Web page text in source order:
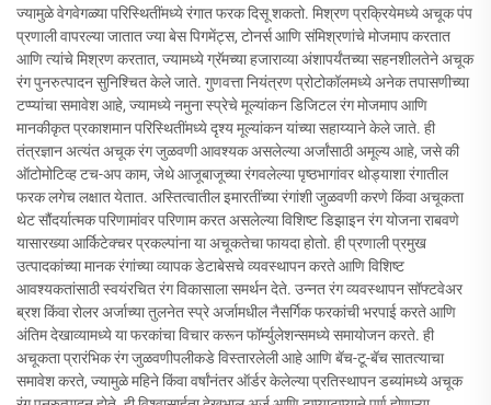
ज्यामुळे वेगवेगळ्या परिस्थितींमध्ये रंगात फरक दिसू शकतो. मिश्रण प्रक्रियेमध्ये अचूक पंप
प्रणाली वापरल्या जातात ज्या बेस पिगमेंट्स, टोनर्स आणि संमिश्रणांचे मोजमाप करतात
आणि त्यांचे मिश्रण करतात, ज्यामध्ये ग्रॅमच्या हजाराव्या अंशापर्यंतच्या सहनशीलतेने अचूक
रंग पुनरुत्पादन सुनिश्चित केले जाते. गुणवत्ता नियंत्रण प्रोटोकॉलमध्ये अनेक तपासणीच्या
टप्प्यांचा समावेश आहे, ज्यामध्ये नमुना स्प्रेचे मूल्यांकन डिजिटल रंग मोजमाप आणि
मानकीकृत प्रकाशमान परिस्थितींमध्ये दृश्य मूल्यांकन यांच्या सहाय्याने केले जाते. ही
तंत्रज्ञान अत्यंत अचूक रंग जुळवणी आवश्यक असलेल्या अर्जांसाठी अमूल्य आहे, जसे की
ऑटोमोटिव्ह टच-अप काम, जेथे आजूबाजूच्या रंगवलेल्या पृष्ठभागांवर थोड्याशा रंगातील
फरक लगेच लक्षात येतात. अस्तित्वातील इमारतींच्या रंगांशी जुळवणी करणे किंवा अचूकता
थेट सौंदर्यात्मक परिणामांवर परिणाम करत असलेल्या विशिष्ट डिझाइन रंग योजना राबवणे
यासारख्या आर्किटेक्चर प्रकल्पांना या अचूकतेचा फायदा होतो. ही प्रणाली प्रमुख
उत्पादकांच्या मानक रंगांच्या व्यापक डेटाबेसचे व्यवस्थापन करते आणि विशिष्ट
आवश्यकतांसाठी स्वयंरचित रंग विकासाला समर्थन देते. उन्नत रंग व्यवस्थापन सॉफ्टवेअर
ब्रश किंवा रोलर अर्जाच्या तुलनेत स्प्रे अर्जामधील नैसर्गिक फरकांची भरपाई करते आणि
अंतिम देखाव्यामध्ये या फरकांचा विचार करून फॉर्म्युलेशन्समध्ये समायोजन करते. ही
अचूकता प्रारंभिक रंग जुळवणीपलीकडे विस्तारलेली आहे आणि बॅच-टू-बॅच सातत्याचा
समावेश करते, ज्यामुळे महिने किंवा वर्षांनंतर ऑर्डर केलेल्या प्रतिस्थापन डब्यांमध्ये अचूक